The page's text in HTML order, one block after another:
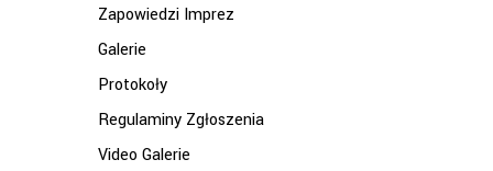
Zapowiedzi Imprez
Galerie
Protokoły
Regulaminy Zgłoszenia
Video Galerie